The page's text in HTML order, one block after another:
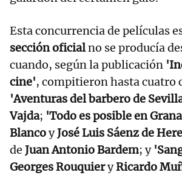
Esta concurrencia de películas
sección oficialno se producía
cuando, según la publicación
cine', compitieron hasta cuatro
'Aventuras del barbero de
Vajda; 'Todo es posible en
BlancoyJosé Luis Sáenz de
de Juan Antonio Bardem; y
Georges RouquieryRicardo